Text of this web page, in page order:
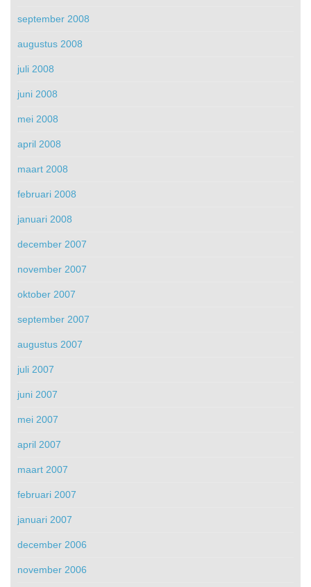
september 2008
augustus 2008
juli 2008
juni 2008
mei 2008
april 2008
maart 2008
februari 2008
januari 2008
december 2007
november 2007
oktober 2007
september 2007
augustus 2007
juli 2007
juni 2007
mei 2007
april 2007
maart 2007
februari 2007
januari 2007
december 2006
november 2006